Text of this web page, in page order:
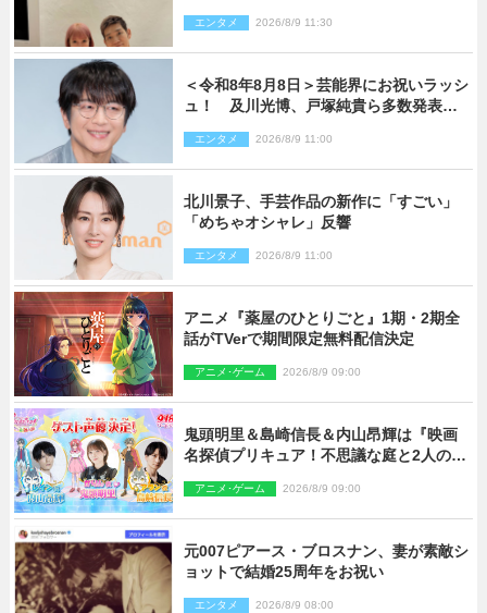
エンタメ 2026/8/9 11:30
＜令和8年8月8日＞芸能界にお祝いラッシ
ュ！ 及川光博、戸塚純貴ら多数発表結
エンタメ 2026/8/9 11:00
北川景子、手芸作品の新作に「すごい」
「めちゃオシャレ」反響
エンタメ 2026/8/9 11:00
アニメ『薬屋のひとりごと』1期・2期全
話がTVerで期間限定無料配信決定
アニメ･ゲーム 2026/8/9 09:00
鬼頭明里＆島崎信長＆内山昂輝は『映画
名探偵プリキュア！不思議な庭と2人の秘
アニメ･ゲーム 2026/8/9 09:00
元007ピアース・ブロスナン、妻が素敵シ
ョットで結婚25周年をお祝い
エンタメ 2026/8/9 08:00